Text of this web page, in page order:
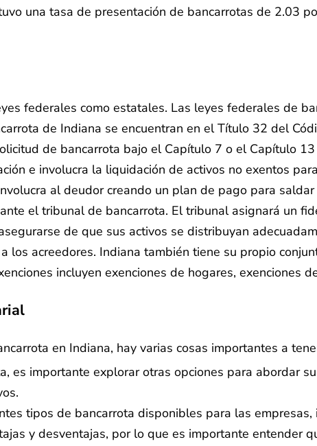
una tasa de presentación de bancarrotas de 2.03
federales como estatales. Las leyes federales de
de Indiana se encuentran en el Título 32 del
de bancarrota bajo el Capítulo 7 o el Capítulo
e involucra la liquidación de activos no exentos
al deudor creando un plan de pago para
el tribunal de bancarrota. El tribunal asignará un
de que sus activos se distribuyan
acreedores. Indiana también tiene su propio
incluyen exenciones de hogares, exenciones
en Indiana, hay varias cosas importantes a
es importante explorar otras opciones para abordar
tipos de bancarrota disponibles para las
y desventajas, por lo que es importante entender